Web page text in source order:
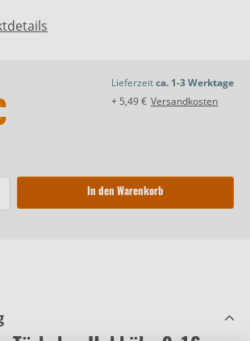
Lieferzeitca. 1-3 Werktage
+ 5,49 € Versandkosten
In den Warenkorb